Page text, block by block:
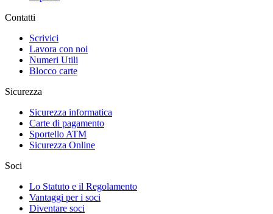
Contatti
Scrivici
Lavora con noi
Numeri Utili
Blocco carte
Sicurezza
Sicurezza informatica
Carte di pagamento
Sportello ATM
Sicurezza Online
Soci
Lo Statuto e il Regolamento
Vantaggi per i soci
Diventare soci